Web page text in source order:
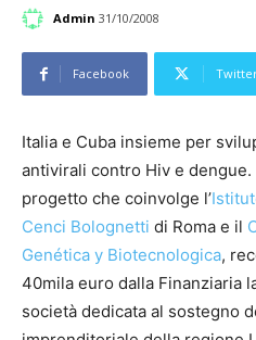
Admin 31/10/2008
Facebook
Italia e Cuba insieme per
antivirali contro Hiv e
progetto che coinvolge l’
Cenci Bolognetti di Roma e il
Genética y Biotecnologica,
40mila euro dalla Finanziaria
società dedicata al sostegno